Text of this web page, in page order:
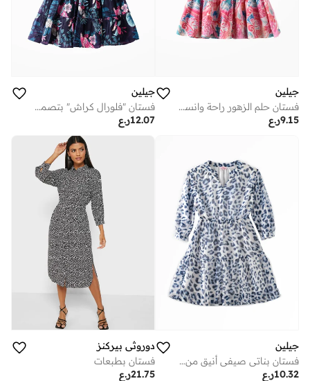
جيلين
فستان حلم الزهور راحة وانسيابية وأناقة لا مثيل لها
ر.ع9.15
جيلين
فستان "فلورال كراش" بتصميم عصري ومريح
ر.ع12.07
جيلين
فستان بناتي صيفي أنيق من الشيفون
ر.ع10.32
دوروثي بيركنز
فستان بطبعات
ر.ع21.75